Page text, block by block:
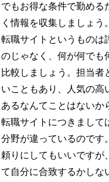
でもお得な条件で勤める
く情報を収集しましょう。
転職サイトというものは
のじゃなく、何が何でも
比較しましょう。担当者
いこともあり、人気の高
あるなんてことはないか
転職サイトにつきまして
分野が違っているのです
頼りにしてもいいですが
て自分に合致するかしな